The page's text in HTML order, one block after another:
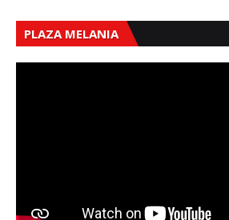
PLAZA MELANIA